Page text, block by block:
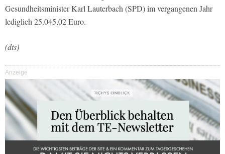
Gesundheitsminister Karl Lauterbach (SPD) im vergangenen Jahr
lediglich 25.045,02 Euro.
(dts)
Anzeige